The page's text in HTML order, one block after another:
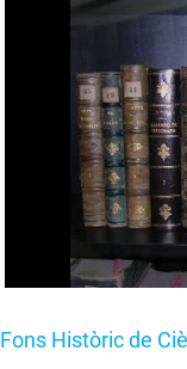
Fons Històric de